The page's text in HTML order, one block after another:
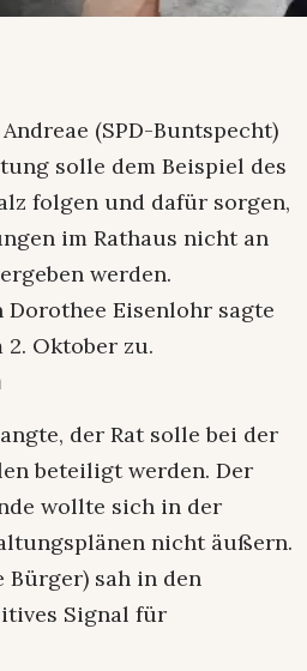
(SPD-Buntspecht)
solle dem Beispiel des
folgen und dafür sorgen,
im Rathaus nicht an
werden.
Eisenlohr sagte
Oktober zu.
der Rat solle bei der
beteiligt werden. Der
wollte sich in der
nicht äußern.
Bürger) sah in den
Signal für